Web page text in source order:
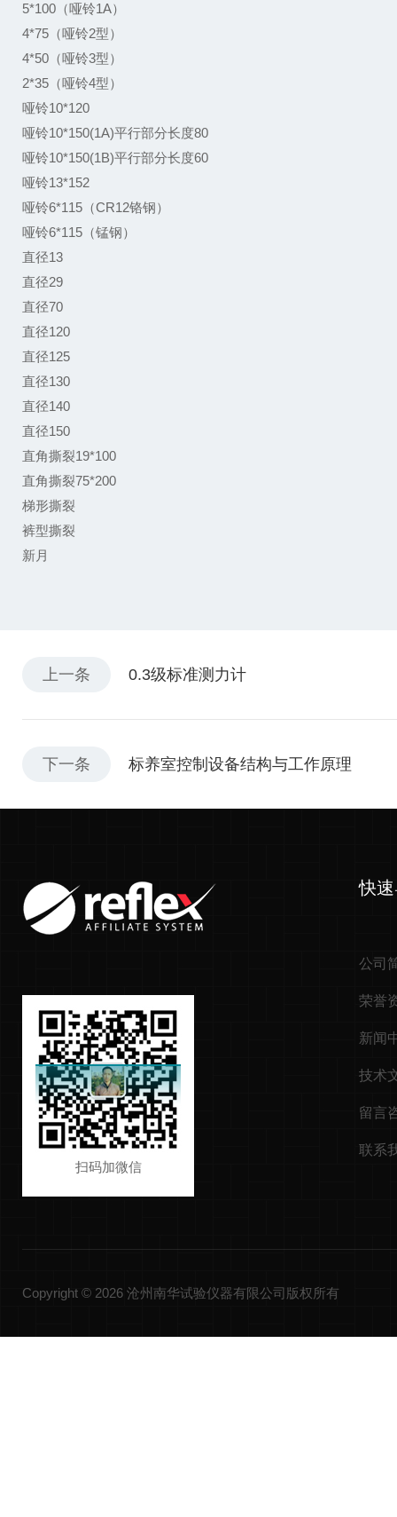
5*100（哑铃1A）
4*75（哑铃2型）
4*50（哑铃3型）
2*35（哑铃4型）
哑铃10*120
哑铃10*150(1A)平行部分长度80
哑铃10*150(1B)平行部分长度60
哑铃13*152
哑铃6*115（CR12铬钢）
哑铃6*115（锰钢）
直径13
直径29
直径70
直径120
直径125
直径130
直径140
直径150
直角撕裂19*100
直角撕裂75*200
梯形撕裂
裤型撕裂
新月
上一条 0.3级标准测力计
下一条 标养室控制设备结构与工作原理
扫码加微信
快
公司
荣誉
新闻
技术
留言
联系
Copyright © 2026 沧州南华试验仪器有限公司版权所有